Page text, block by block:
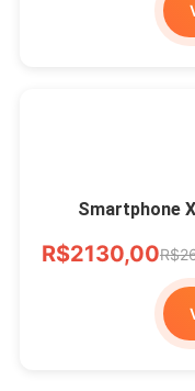
Smartphone
R$2130,00